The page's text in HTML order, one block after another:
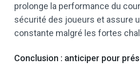
prolonge la performance du
sécurité des joueurs et assure
constante malgré les fortes
Conclusion : anticiper pour